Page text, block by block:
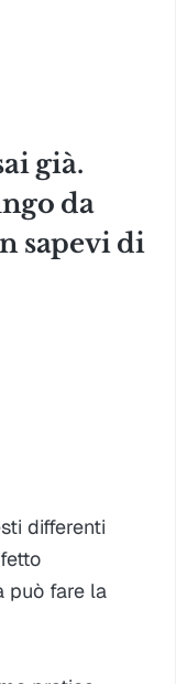
già.
da
sapevi di
differenti
può fare la